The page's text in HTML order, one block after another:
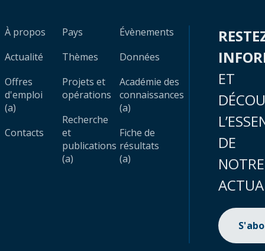
À propos
Actualité
Offres
d'emploi
(a)
Contacts
Pays
Thèmes
Projets et
opérations
Recherche
et
publications
(a)
Évènements
Données
Académie des
connaissances
(a)
Fiche de
résultats
(a)
ET
DE
NOTRE